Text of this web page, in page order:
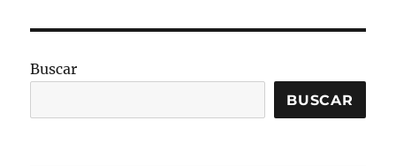
Buscar
BUSCAR